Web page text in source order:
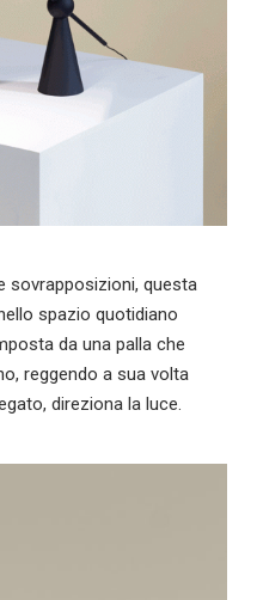
sovrapposizioni, questa
spazio quotidiano
da una palla che
reggendo a sua volta
direziona la luce.